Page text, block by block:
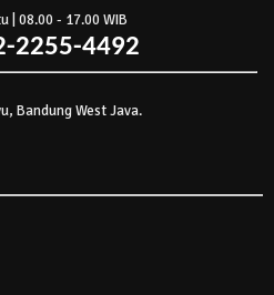
| 08.00 - 17.00 WIB
2255-4492
Bandung West Java.